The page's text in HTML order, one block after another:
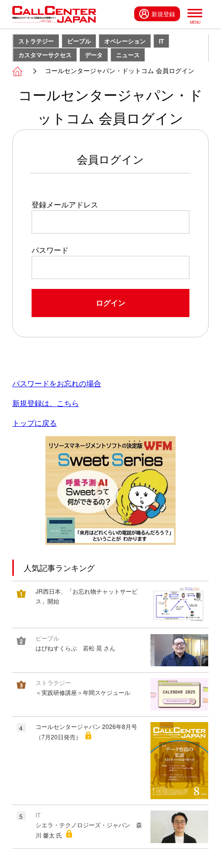
新規登録
ストラテジー ピープル オペレーション
IT
カスタマーサクセス
データ ニュース
コールセンタージャパン・ドットコム 会員ログイン
コールセンタージャパン・ド
ットコム 会員ログイン
会員ログイン
登録メールアドレス
パスワード
ログイン
パスワードをお忘れの場合
新規登録は、こちら
トップに戻る
人気記事ランキング
JR西日本、「お忘れ物チャットサービ
ス」開始
ピープル
はぴねすくらぶ 若松 晃 さん
ストラテジー
＜実践研修講座＞年間スケジュール
4
コールセンタージャパン 2026年8月号
（7月20日発売）
5
IT
シエラ・テクノロジーズ・ジャパン 森
川 馨太 氏